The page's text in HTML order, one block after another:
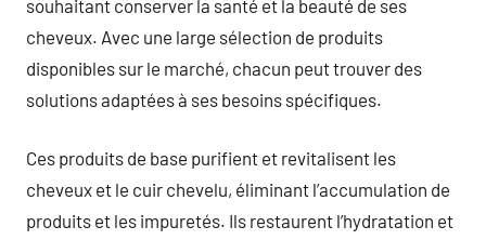
souhaitant conserver la santé et la beauté de ses
cheveux. Avec une large sélection de produits
disponibles sur le marché, chacun peut trouver des
solutions adaptées à ses besoins spécifiques.
Ces produits de base purifient et revitalisent les
cheveux et le cuir chevelu, éliminant l’accumulation de
produits et les impuretés. Ils restaurent l’hydratation et